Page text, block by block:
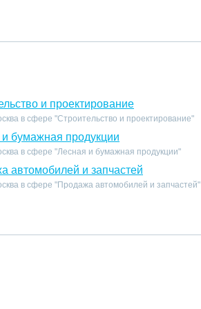
и проектирование
в сфере "Строительство и проектирование"
бумажная продукции
в сфере "Лесная и бумажная продукции"
автомобилей и запчастей
в сфере "Продажа автомобилей и запчастей"